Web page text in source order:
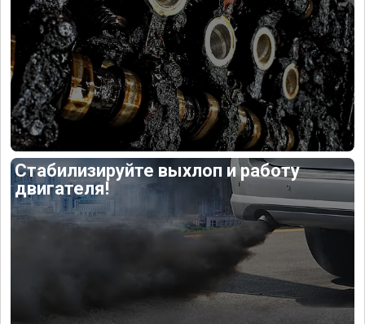
Стабилизируйте выхлоп и работу
двигателя!